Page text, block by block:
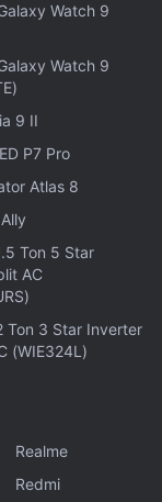
விலை கொண்ட
அதிக
ரீசார்ஜ்
இணையம்
அப்படியே
அதிக
Watch 9
Watch 9
9 II
P7 Pro
Atlas 8
Ton 5 Star
AC
Ton 3 Star Inverter
(WIE324L)
Realme
Redmi